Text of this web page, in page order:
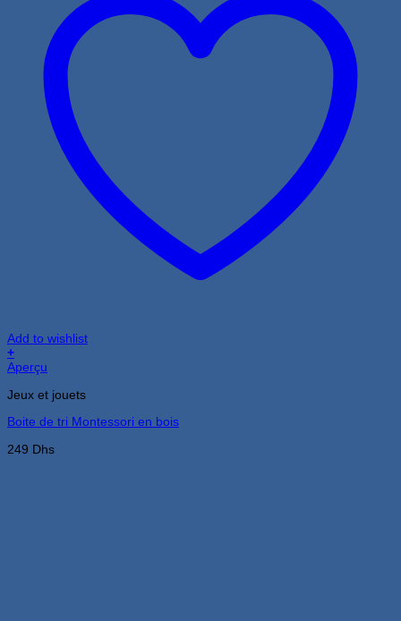
Add to wishlist
+
Aperçu
Jeux et jouets
Boite de tri Montessori en bois
249 Dhs